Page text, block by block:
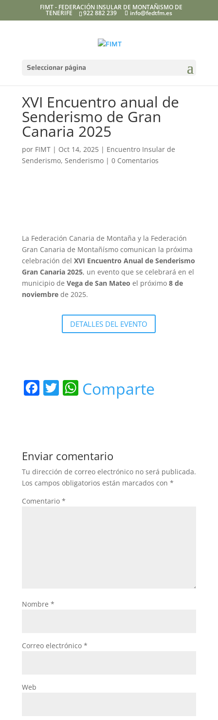
FIMT - FEDERACIÓN INSULAR DE MONTAÑISMO DE
TENERIFE 922 882 239 info@fedtfm.es
Seleccionar página
XVI Encuentro anual de
Senderismo de Gran
Canaria 2025
por FIMT| Oct 14, 2025| Encuentro Insular de
Senderismo, Senderismo| 0 Comentarios
La Federación Canaria de Montaña y la Federación
Gran Canaria de Montañísmo comunican la próxima
celebración del XVI Encuentro Anual de Senderismo
Gran Canaria 2025, un evento que se celebrará en el
municipio de Vega de San Mateo el próximo 8 de
noviembrede 2025.
DETALLES DEL EVENTO
F
b
o
o
k
T W
A
p
p
Comparte
Enviar comentario
Tu dirección de correo electrónico no será publicada.
Los campos obligatorios están marcados con *
Comentario *
Nombre *
Correo electrónico *
Web